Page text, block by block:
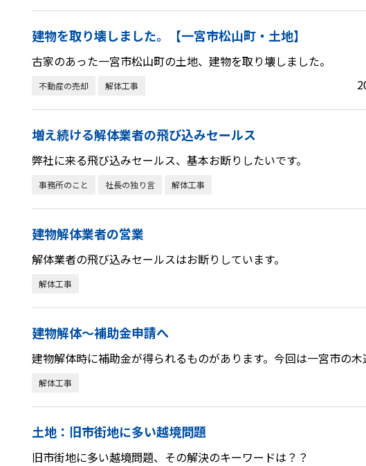
建物を取り壊しました。【一宮市松山町・土地】
古家のあった一宮市松山町の土地、建物を取り壊しました。
不動産の売却 解体工事
増え続ける解体業者の飛び込みセールス
弊社に来る飛び込みセールス、基本お断りしたいです。
事務所のこと 社長の独り言 解体工事
建物解体業者の営業
解体業者の飛び込みセールスはお断りしています。
解体工事
建物解体～補助金申請へ
建物解体時に補助金が得られるものがあります。今回は一宮市の木
解体工事
土地：旧市街地に多い越境問題
旧市街地に多い越境問題、その解決のキーワードは？？